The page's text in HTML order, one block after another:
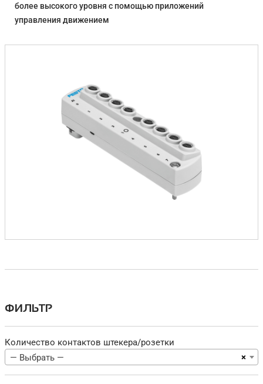
более высокого уровня с помощью приложений
управления движением
ФИЛЬТР
Количество контактов штекера/розетки
×
— Выбрать —